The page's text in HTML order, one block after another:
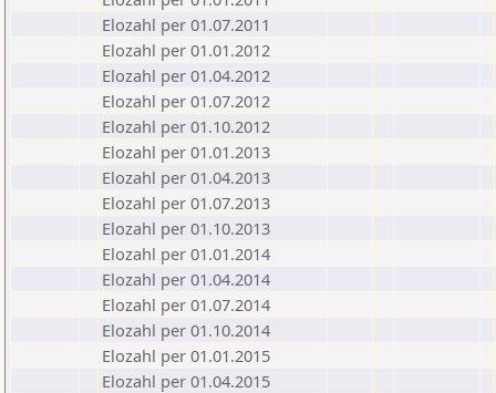
Elozahl per 01.07.2011
Elozahl per 01.01.2012
Elozahl per 01.04.2012
Elozahl per 01.07.2012
Elozahl per 01.10.2012
Elozahl per 01.01.2013
Elozahl per 01.04.2013
Elozahl per 01.07.2013
Elozahl per 01.10.2013
Elozahl per 01.01.2014
Elozahl per 01.04.2014
Elozahl per 01.07.2014
Elozahl per 01.10.2014
Elozahl per 01.01.2015
Elozahl per 01.04.2015